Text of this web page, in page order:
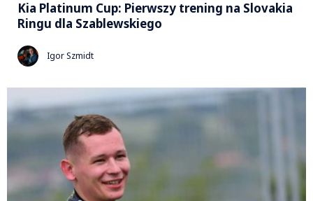
Kia Platinum Cup: Pierwszy trening na Slovakia
Ringu dla Szablewskiego
Igor Szmidt